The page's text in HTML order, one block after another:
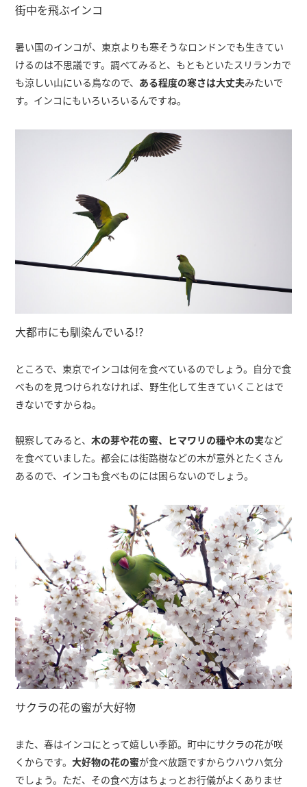
街中を飛ぶインコ
暑い国のインコが、東京よりも寒そうなロンドンでも生きてい
けるのは不思議です。調べてみると、もともといたスリランカで
も涼しい山にいる鳥なので、 ある程度の寒さは大丈夫みたいで
す。インコにもいろいろいるんですね。
大都市にも馴染んでいる!?
ところで、東京でインコは何を食べているのでしょう。自分で食
べものを見つけられなければ、野生化して生きていくことはで
きないですからね。
観察してみると、木の芽や花の蜜、ヒマワリの種や木の実など
を食べていました。都会には街路樹などの木が意外とたくさん
あるので、インコも食べものには困らないのでしょう。
サクラの花の蜜が大好物
また、春はインコにとって嬉しい季節。町中にサクラの花が咲
くからです。大好物の花の蜜が食べ放題ですからウハウハ気分
でしょう。ただ、その食べ方はちょっとお行儀がよくありませ